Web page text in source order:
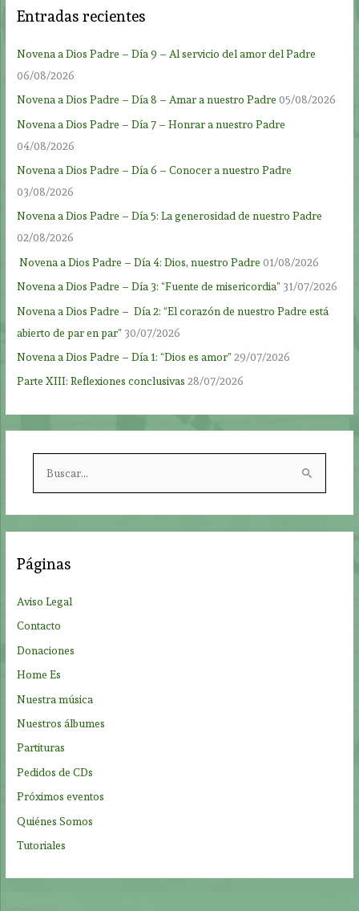
Entradas recientes
Novena a Dios Padre – Día 9 – Al servicio del amor del Padre
06/08/2026
Novena a Dios Padre – Día 8 – Amar a nuestro Padre 05/08/2026
Novena a Dios Padre – Día 7 – Honrar a nuestro Padre
04/08/2026
Novena a Dios Padre – Día 6 – Conocer a nuestro Padre
03/08/2026
Novena a Dios Padre – Día 5: La generosidad de nuestro Padre
02/08/2026
Novena a Dios Padre – Día 4: Dios, nuestro Padre 01/08/2026
Novena a Dios Padre – Día 3: “Fuente de misericordia” 31/07/2026
Novena a Dios Padre – Día 2: “El corazón de nuestro Padre está
abierto de par en par” 30/07/2026
Novena a Dios Padre – Día 1: “Dios es amor” 29/07/2026
Parte XIII: Reflexiones conclusivas 28/07/2026
r
:
Páginas
Aviso Legal
Contacto
Donaciones
Home Es
Nuestra música
Nuestros álbumes
Partituras
Pedidos de CDs
Próximos eventos
Quiénes Somos
Tutoriales